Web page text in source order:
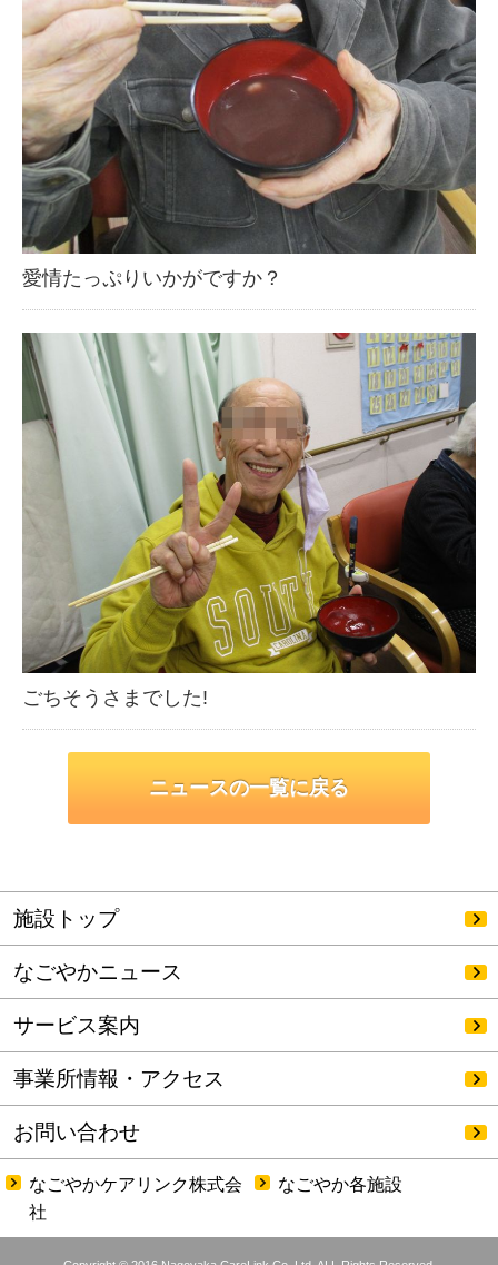
愛情たっぷりいかがですか？
ごちそうさまでした!
ニュースの一覧に戻る
施設トップ
なごやかニュース
サービス案内
事業所情報・アクセス
お問い合わせ
なごやかケアリンク株式会
社
なごやか各施設